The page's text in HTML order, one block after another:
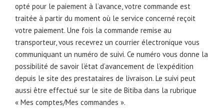
opté pour le paiement à l’avance, votre commande est
traitée à partir du moment où le service concerné reçoit
votre paiement. Une fois la commande remise au
transporteur, vous recevrez un courrier électronique vous
communiquant un numéro de suivi. Ce numéro vous donne la
possibilité de savoir l’état d’avancement de l’expédition
depuis le site des prestataires de livraison. Le suivi peut
aussi être effectué sur le site de Bitiba dans la rubrique
« Mes comptes/Mes commandes ».